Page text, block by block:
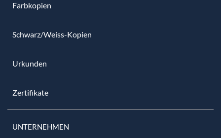
Farbkopien
Schwarz/Weiss-Kopien
Urkunden
Zertifikate
UNTERNEHMEN